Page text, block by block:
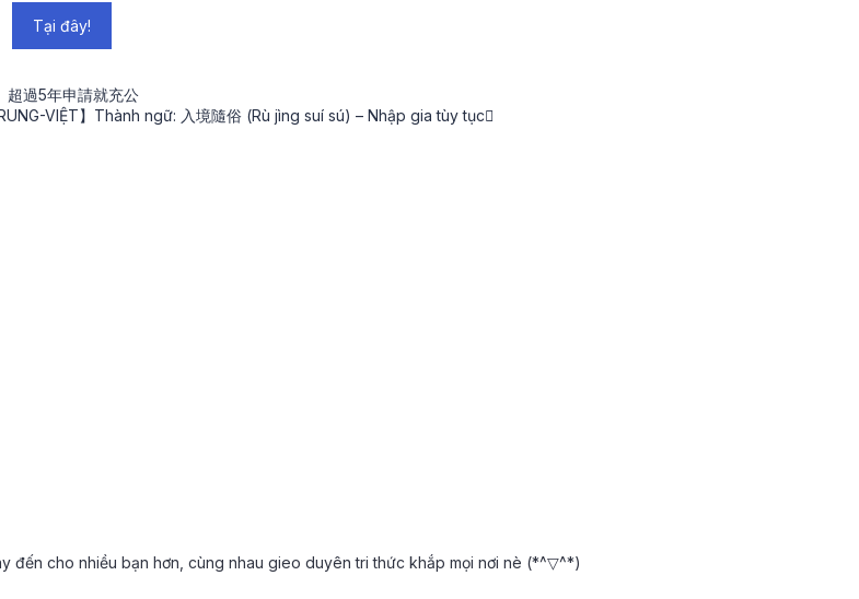
Tại đây!
超過5年申請就充公
VIỆT】Thành ngữ: 入境隨俗 (Rù jìng suí sú) – Nhập gia tùy tục
đến cho nhiều bạn hơn, cùng nhau gieo duyên tri thức khắp mọi nơi nè (*^▽^*)